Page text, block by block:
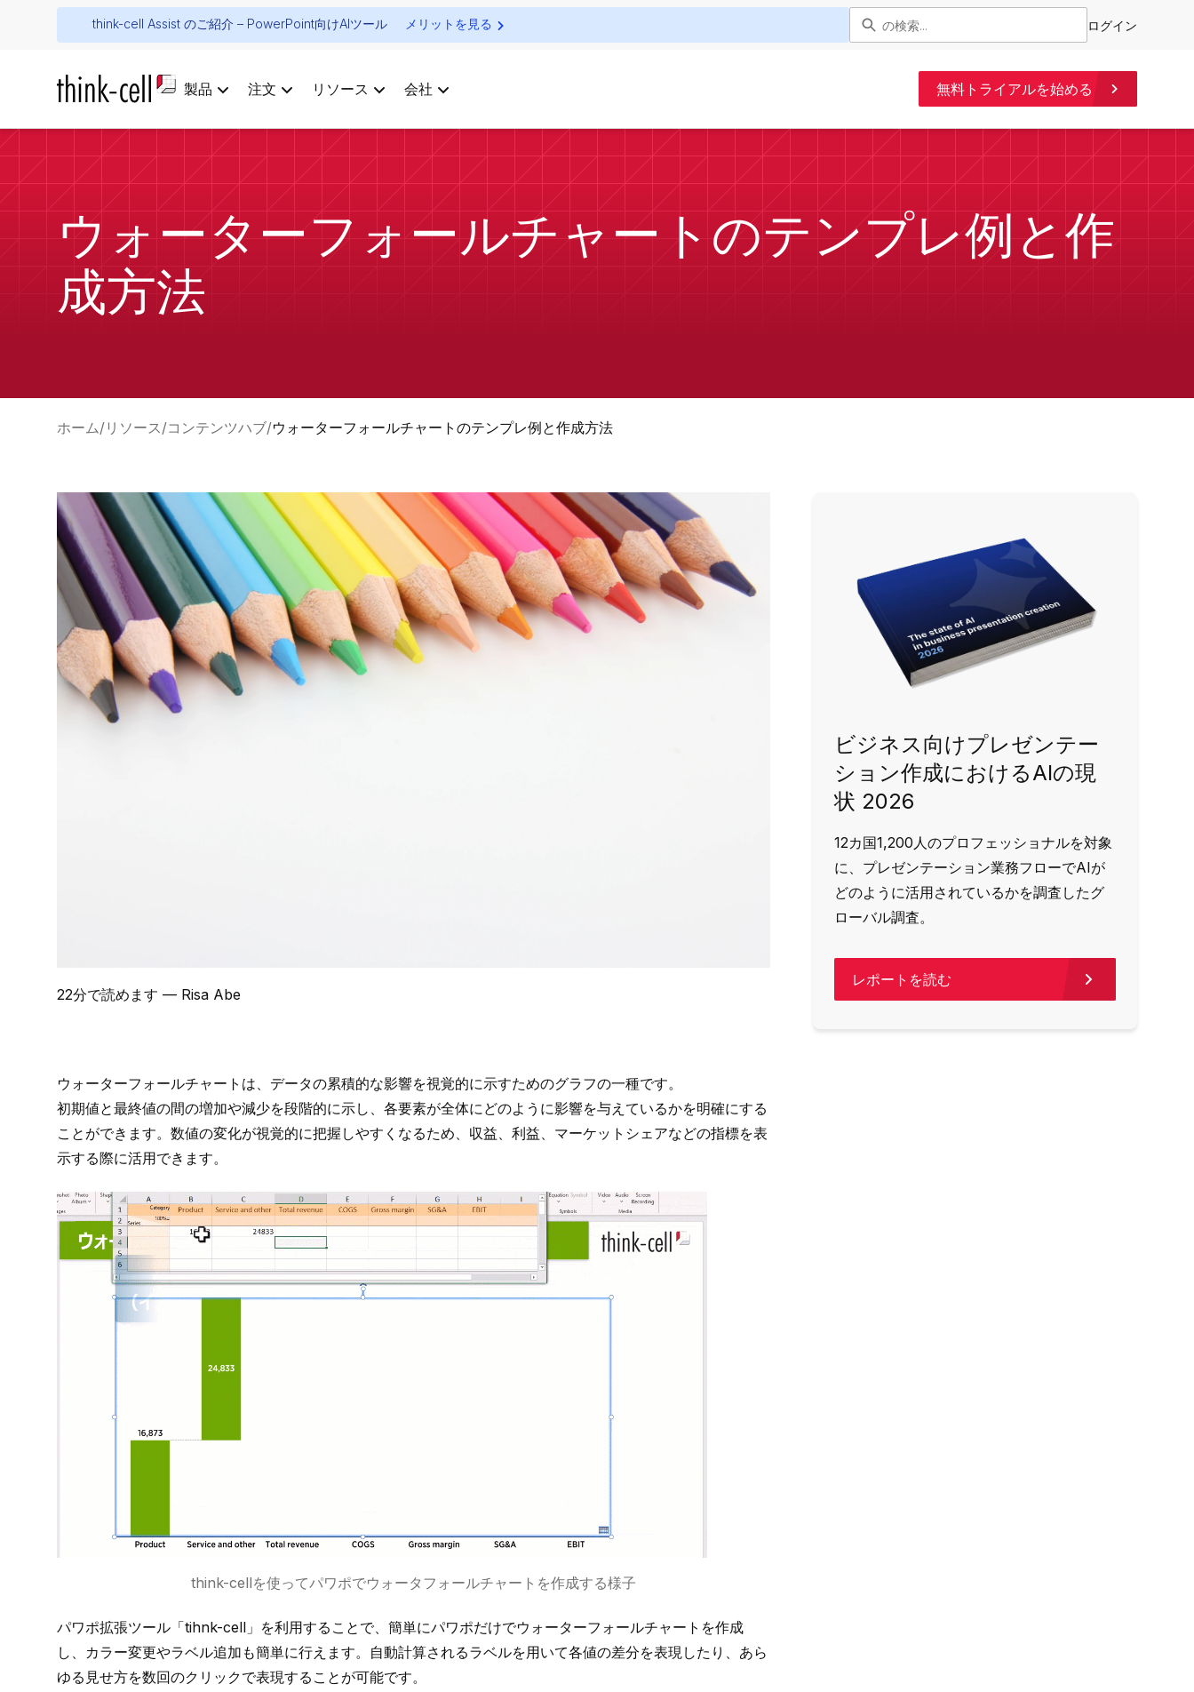
think-cell Assist のご紹介 – PowerPoint向けAIツール メリットを見る ログイン
製品 注文 リソース 会社 無料トライアルを始める
ウォーターフォールチャートのテンプレ例と作
成方法
ホーム リソース コンテンツハブ ウォーターフォールチャートのテンプレ例と作成方法
22分で読めます — Risa Abe
ウォーターフォールチャートは、データの累積的な影響を視覚的に示すためのグラフの一種です。
初期値と最終値の間の増加や減少を段階的に示し、各要素が全体にどのように影響を与えているかを明確にする
ことができます。数値の変化が視覚的に把握しやすくなるため、収益、利益、マーケットシェアなどの指標を表
示する際に活用できます。
think-cellを使ってパワポでウォータフォールチャートを作成する様子
パワポ拡張ツール「tihnk-cell 」を利用することで、 簡単にパワポだけでウォーターフォールチャートを作成
し、カラー変更やラベル追加も簡単に行えます。 自動計算されるラベルを用いて各値の差分を表現したり、あら
ゆる見せ方を数回のクリックで表現することが可能です。
ビジネス向けプレゼンテー
ション作成におけるAIの現
状 2026
12カ国1,200人のプロフェッショナルを対象
に、プレゼンテーション業務フローでAIが
どのように活用されているかを調査したグ
ローバル調査。
レポートを読む